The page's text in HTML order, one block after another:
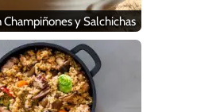
y Salchichas